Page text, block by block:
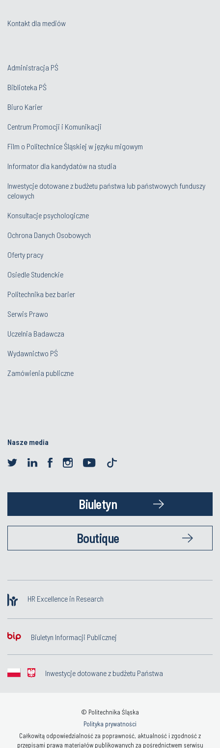
Kontakt dla mediów
Administracja PŚ
Biblioteka PŚ
Biuro Karier
Centrum Promocji i Komunikacji
Film o Politechnice Śląskiej w języku migowym
Informator dla kandydatów na studia
Inwestycje dotowane z budżetu państwa lub państwowych funduszy
celowych
Konsultacje psychologiczne
Ochrona Danych Osobowych
Oferty pracy
Osiedle Studenckie
Politechnika bez barier
Serwis Prawo
Uczelnia Badawcza
Wydawnictwo PŚ
Zamówienia publiczne
Nasze media
Biuletyn
Boutique
HR Excellence in Research
Biuletyn Informacji Publicznej
Inwestycje dotowane z budżetu Państwa
© Politechnika Śląska
Polityka prywatności
Całkowitą odpowiedzialność za poprawność, aktualność i zgodność z
przepisami prawa materiałów publikowanych za pośrednictwem serwisu